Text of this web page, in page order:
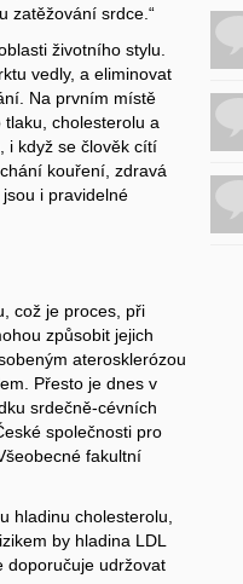
zatěžování srdce.“
životního stylu.
vedly, a eliminovat
Na prvním místě
cholesterolu a
i když se člověk cítí
kouření, zdravá
i pravidelné
což je proces, při
způsobit jejich
aterosklerózou
Přesto je dnes v
srdečně-cévních
společnosti pro
fakultní
hladinu cholesterolu,
by hladina LDL
doporučuje udržovat